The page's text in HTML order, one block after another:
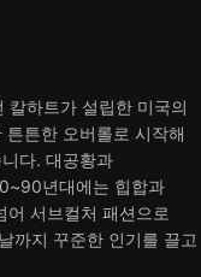
하트가 설립한 미국의
튼한 오버롤로 시작해
다. 대공황과
년대에는 힙합과
서브컬처 패션으로
까지 꾸준한 인기를 끌고